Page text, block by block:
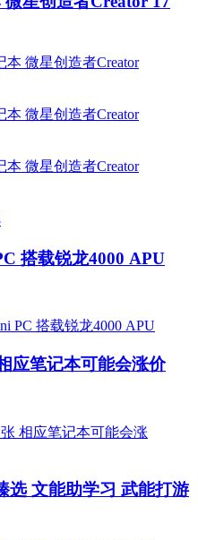
搭载锐龙4000 APU
应笔记本可能会涨价
选 文能助学习 武能打游